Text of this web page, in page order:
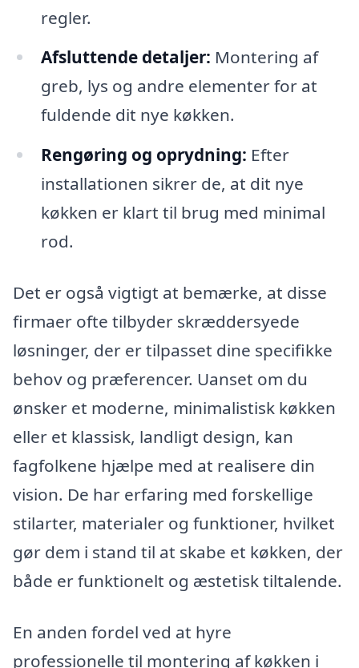
regler.
Afsluttende detaljer: Montering af
greb, lys og andre elementer for at
fuldende dit nye køkken.
Rengøring og oprydning: Efter
installationen sikrer de, at dit nye
køkken er klart til brug med minimal
rod.
Det er også vigtigt at bemærke, at disse
firmaer ofte tilbyder skræddersyede
løsninger, der er tilpasset dine specifikke
behov og præferencer. Uanset om du
ønsker et moderne, minimalistisk køkken
eller et klassisk, landligt design, kan
fagfolkene hjælpe med at realisere din
vision. De har erfaring med forskellige
stilarter, materialer og funktioner, hvilket
gør dem i stand til at skabe et køkken, der
både er funktionelt og æstetisk tiltalende.
En anden fordel ved at hyre
professionelle til montering af køkken i